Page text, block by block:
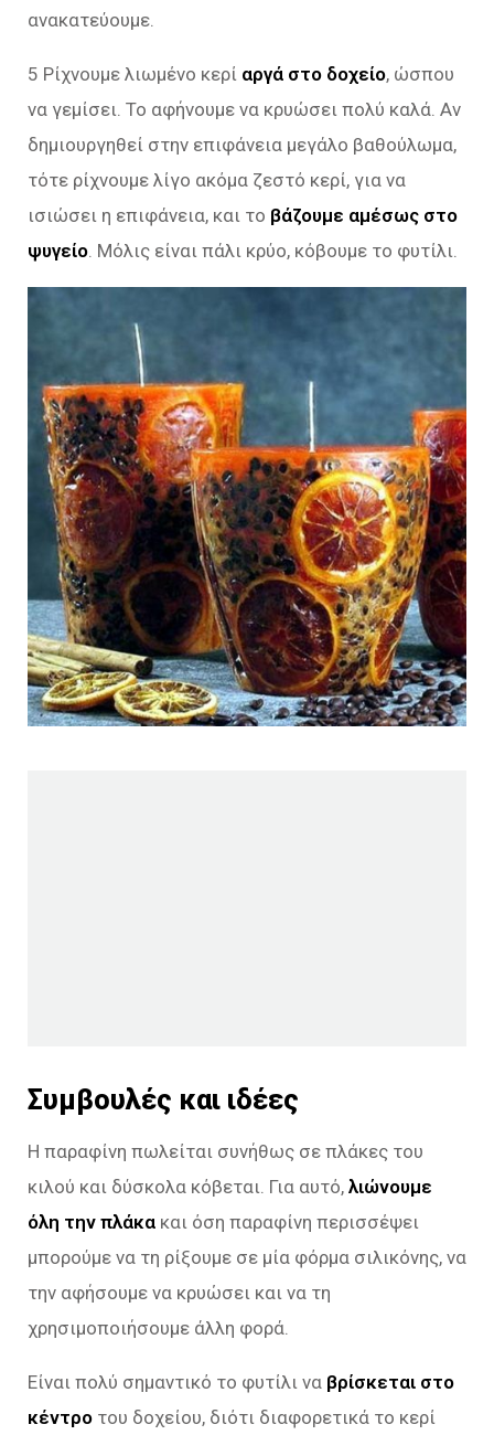
ανακατεύουμε.
5 Ρίχνουμε λιωμένο κερί αργά στο δοχείο, ώσπου
να γεμίσει. Το αφήνουμε να κρυώσει πολύ καλά. Αν
δημιουργηθεί στην επιφάνεια μεγάλο βαθούλωμα,
τότε ρίχνουμε λίγο ακόμα ζεστό κερί, για να
ισιώσει η επιφάνεια, και το βάζουμε αμέσως στο
ψυγείο . Μόλις είναι πάλι κρύο, κόβουμε το φυτίλι.
Συμβουλές και ιδέες
Η παραφίνη πωλείται συνήθως σε πλάκες του
κιλού και δύσκολα κόβεται. Για αυτό, λιώνουμε
όλη την πλάκα και όση παραφίνη περισσέψει
μπορούμε να τη ρίξουμε σε μία φόρμα σιλικόνης, να
την αφήσουμε να κρυώσει και να τη
χρησιμοποιήσουμε άλλη φορά.
Είναι πολύ σημαντικό το φυτίλι να βρίσκεται στο
κέντρο του δοχείου, διότι διαφορετικά το κερί